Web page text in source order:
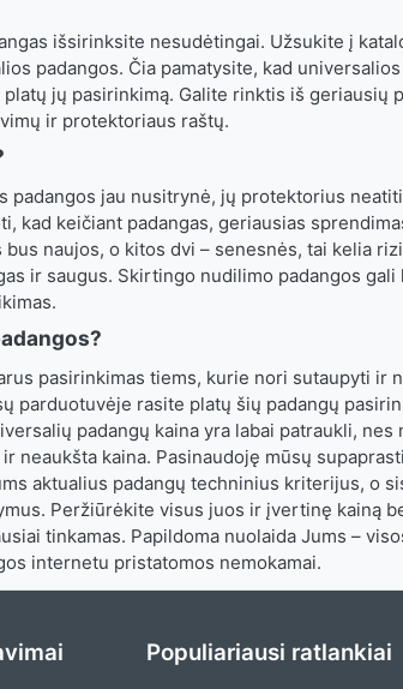
išsirinksite nesudėtingai. Užsukite į
padangos. Čia pamatysite, kad
jų pasirinkimą. Galite rinktis iš geriausių
ir protektoriaus raštų.
padangos jau nusitrynė, jų protektorius
kad keičiant padangas, geriausias
naujos, o kitos dvi – senesnės, tai kelia
ir saugus. Skirtingo nudilimo padangos gali
pasirinkimas tiems, kurie nori sutaupyti ir
parduotuvėje rasite platų šių padangų
padangų kaina yra labai patraukli, nes
neaukšta kaina. Pasinaudoję mūsų
aktualius padangų techninius kriterijus, o
Peržiūrėkite visus juos ir įvertinę kainą
tinkamas. Papildoma nuolaida Jums –
internetu pristatomos nemokamai.
Populiariausi ratlankiai